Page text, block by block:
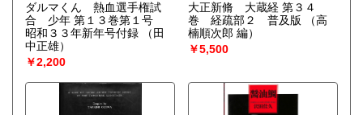
ダルマくん 熱血選手権試
合 少年 第１３巻第１号
昭和３３年新年号付録
（田
中正雄）
￥2,200
大正新脩 大蔵経 第３４
巻 経疏部２ 普及版
（高
楠順次郎 編）
￥5,500